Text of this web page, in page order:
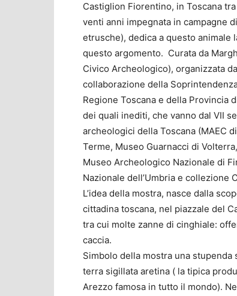
Castiglion Fiorentino, in Toscana
venti anni impegnata in campagne
etrusche), dedica a questo animale
questo argomento. Curata da
Civico Archeologico), organizzata
collaborazione della
Regione Toscana e della Provincia
dei quali inediti, che vanno dal VII
archeologici della Toscana (MAEC
Terme, Museo Guarnacci di
Museo Archeologico Nazionale di
Nazionale dell’Umbria e collezione
L’idea della mostra, nasce dalla
cittadina toscana, nel piazzale del
tra cui molte zanne di cinghiale:
caccia.
Simbolo della mostra una
terra sigillata aretina ( la tipica
Arezzo famosa in tutto il mondo).